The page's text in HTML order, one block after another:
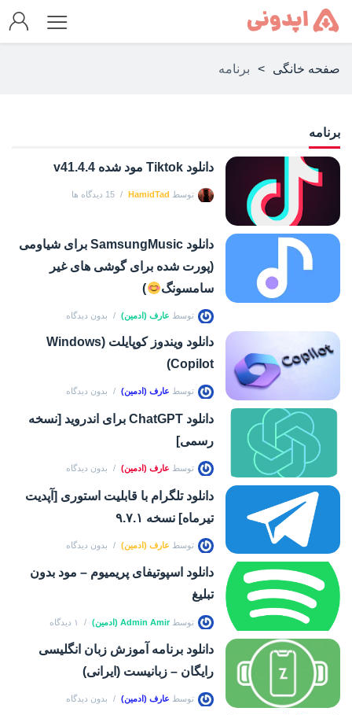
صفحه خانگی > برنامه
برنامه
دانلود Tiktok مود شده v41.4.4
توسط HamidTad 15 دیدگاه ها
دانلود SamsungMusic برای شیاومی
(پورت شده برای گوشی های غیر
سامسونگ
)
توسط عارف (ادمین) بدون دیدگاه
دانلود ویندوز کوپایلت (Windows
Copilot)
توسط عارف (ادمین) بدون دیدگاه
دانلود ChatGPT برای اندروید [نسخه
رسمی]
توسط عارف (ادمین) بدون دیدگاه
دانلود تلگرام با قابلیت استوری [آپدیت
تیرماه] نسخه ۹.۷.۱
توسط عارف (ادمین) بدون دیدگاه
دانلود اسپوتیفای پریمیوم – مود بدون
تبلیغ
توسطAdmin Amir (ادمین) ۱ دیدگاه
دانلود برنامه آموزش زبان انگلیسی
رایگان – زبانیست (ایرانی)
توسط عارف (ادمین) بدون دیدگاه